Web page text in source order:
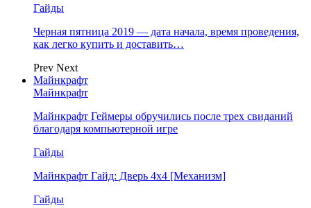
Гайды
Черная пятница 2019 — дата начала, время проведения,
как легко купить и доставить…
Prev Next
Майнкрафт
Майнкрафт
Майнкрафт Геймеры обручились после трех свиданий
благодаря компьютерной игре
Гайды
Майнкрафт Гайд: Дверь 4х4 [Механизм]
Гайды